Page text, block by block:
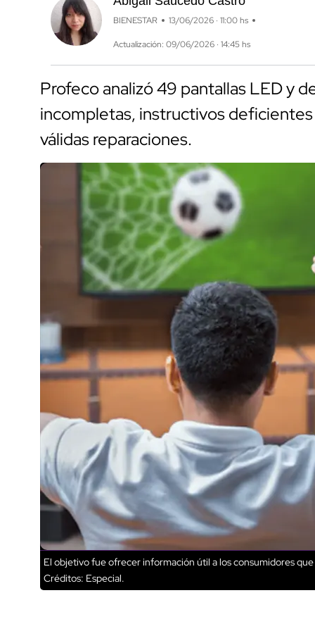
BIENESTAR 13/06/2026 · 11:00 hs
Actualización: 09/06/2026 · 14:45 hs
Profeco analizó 49 pantallas LED y
incompletas, instructivos
válidas reparaciones.
El objetivo fue ofrecer información útil a los consumidores
Créditos: Especial.